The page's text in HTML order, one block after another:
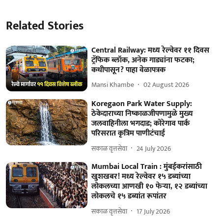
Related Stories
Central Railway: मध्य रेल्वेवर ११ दिवस
ट्रॅफिक ब्लॉक, अनेक गाड्यांना फटका;
कधीपासून? पाहा वेळापत्रक
Mansi Khambe 02 August 2026
Koregaon Park Water Supply:
ठेकेदाराच्या निष्काळजीपणामुळे मुख्य
जलवाहिनीला भगदाड; कोरेगाव पार्क
परिसरात कृत्रिम पाणीटंचाई
सकाळ वृत्तसेवा 24 July 2026
Mumbai Local Train : मुंबईकरांसाठी
खुशखबर! मध्य रेल्वेवर १५ डब्यांच्या
लोकलच्या आणखी १० फेऱ्या, १२ डब्यांच्या
लोकलचे १५ डब्यांत रूपांतर
सकाळ वृत्तसेवा 17 July 2026